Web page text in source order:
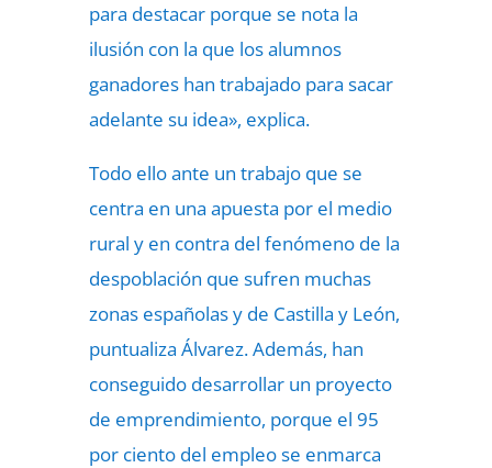
para destacar porque se nota la
ilusión con la que los alumnos
ganadores han trabajado para sacar
adelante su idea», explica.
Todo ello ante un trabajo que se
centra en una apuesta por el medio
rural y en contra del fenómeno de la
despoblación que sufren muchas
zonas españolas y de Castilla y León,
puntualiza Álvarez. Además, han
conseguido desarrollar un proyecto
de emprendimiento, porque el 95
por ciento del empleo se enmarca